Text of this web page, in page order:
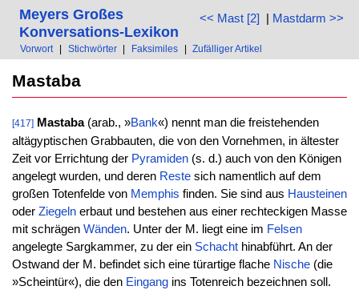
<< Mast [2] | Mastdarm >>
Meyers Großes
Konversations-Lexikon
Vorwort Stichwörter Faksimiles Zufälliger Artikel
Mastaba
[417] Mastaba(arab., »Bank«) nennt man die freistehenden
altägyptischen Grabbauten, die von den Vornehmen, in ältester
Zeit vor Errichtung der Pyramiden(s. d.) auch von den Königen
angelegt wurden, und deren Restesich namentlich auf dem
großen Totenfelde von Memphis finden. Sie sind aus Hausteinen
oder Ziegelnerbaut und bestehen aus einer rechteckigen Masse
mit schrägen Wänden. Unter der M. liegt eine im Felsen
angelegte Sargkammer, zu der ein Schachthinabführt. An der
Ostwand der M. befindet sich eine türartige flache Nische(die
»Scheintür«), die den Eingangins Totenreich bezeichnen soll.